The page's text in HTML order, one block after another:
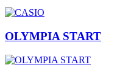
OLYMPIA START